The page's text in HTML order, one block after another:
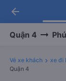
arrow_back
Quận 4
Vé xe khách xe đi
Quận 4